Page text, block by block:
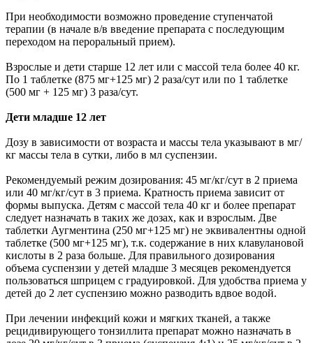
При необходимости возможно проведение ступенчатой
терапии (в начале в/в введение препарата с последующим
переходом на пероральный прием).
Взрослые и дети старше 12 лет или с массой тела более 40 кг.
По 1 таблетке (875 мг+125 мг) 2 раза/сут или по 1 таблетке
(500 мг + 125 мг) 3 раза/сут.
Дети младше 12 лет
Дозу в зависимости от возраста и массы тела указывают в мг/
кг массы тела в сутки, либо в мл суспензии.
Рекомендуемый режим дозирования: 45 мг/кг/сут в 2 приема
или 40 мг/кг/сут в 3 приема. Кратность приема зависит от
формы выпуска. Детям с массой тела 40 кг и более препарат
следует назначать в таких же дозах, как и взрослым. Две
таблетки Аугментина (250 мг+125 мг) не эквивалентны одной
таблетке (500 мг+125 мг), т.к. содержание в них клавулановой
кислоты в 2 раза больше. Для правильного дозирования
объема суспензии у детей младше 3 месяцев рекомендуется
пользоваться шприцем с градуировкой. Для удобства приема у
детей до 2 лет суспензию можно разводить вдвое водой.
При лечении инфекций кожи и мягких тканей, а также
рецидивирующего тонзиллита препарат можно назначать в